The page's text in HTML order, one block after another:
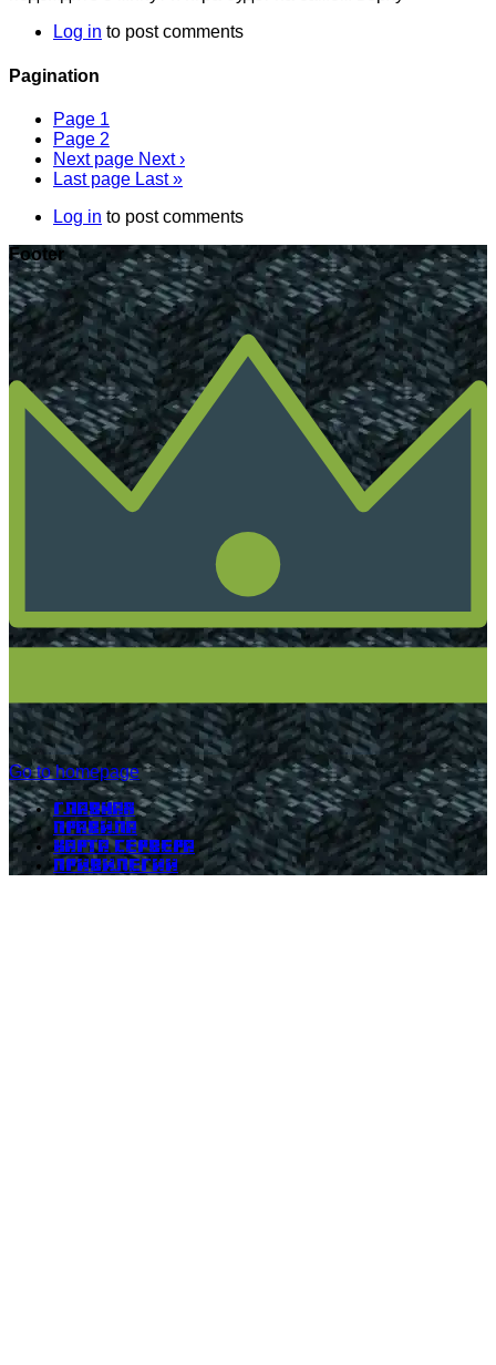
Log in to post comments
Pagination
Page 1
Page 2
Next page Next ›
Last page Last »
Log in to post comments
Footer
Go to homepage
Главная
Правила
Карта сервера
Привилегии